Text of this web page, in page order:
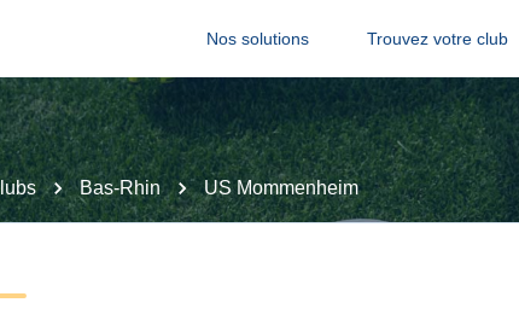
Nos solutions Trouvez votre club
Bas-Rhin US Mommenheim